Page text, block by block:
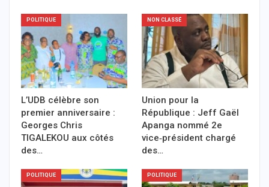
POLITIQUE
L’UDB célèbre son
premier anniversaire :
Georges Chris
TIGALEKOU aux côtés
des…
NON CLASSÉ
Union pour la
République : Jeff Gaël
Apanga nommé 2e
vice‑président chargé
des…
POLITIQUE POLITIQUE